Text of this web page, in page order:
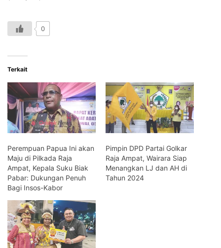
0
Terkait
Perempuan Papua Ini akan
Maju di Pilkada Raja
Ampat, Kepala Suku Biak
Pabar: Dukungan Penuh
Bagi Insos-Kabor
Pimpin DPD Partai Golkar
Raja Ampat, Wairara Siap
Menangkan LJ dan AH di
Tahun 2024